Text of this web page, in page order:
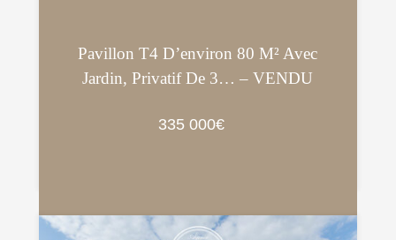
Pavillon T4 D’environ 80 M² Avec
Jardin, Privatif De 3… – VENDU
335 000€